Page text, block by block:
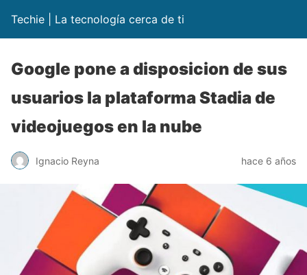
Techie | La tecnología cerca de ti
Google pone a disposicion de sus
usuarios la plataforma Stadia de
videojuegos en la nube
Ignacio Reyna hace 6 años